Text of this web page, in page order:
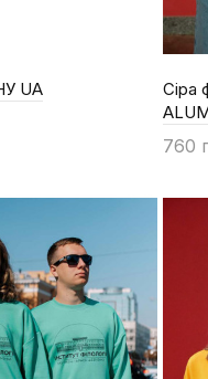
UA
Сіра
760